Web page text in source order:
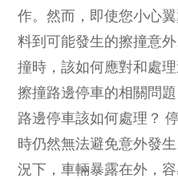
作。然而，即使您小心
料到可能發生的擦撞意
撞時，該如何應對和處
擦撞路邊停車的相關問
路邊停車該如何處理？
時仍然無法避免意外發
況下，車輛暴露在外，